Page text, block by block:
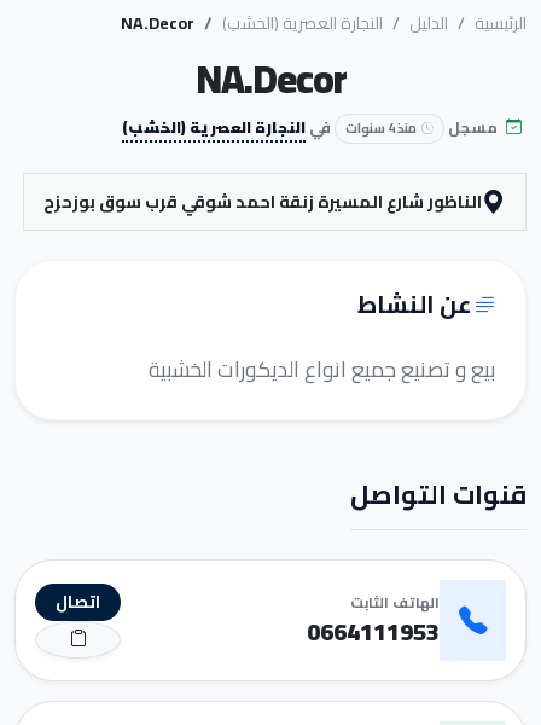
الرئيسية الدليل النجارة العصرية (الخشب) NA.Decor
NA.Decor
مسجل منذ 4 سنوات فيالنجارة العصرية (الخشب)
الناظور شارع المسيرة زنقة احمد شوقي قرب سوق بوزحزح
عن النشاط
بيع و تصنيع جميع انواع الديكورات الخشبية
قنوات التواصل
الهاتف الثابت
0664111953
اتصال